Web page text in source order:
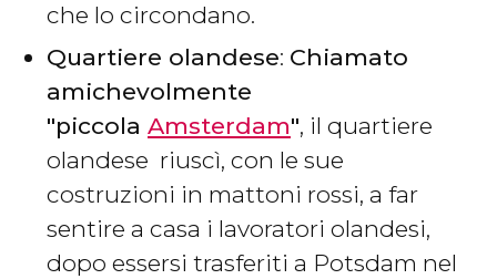
che lo circondano.
Quartiere olandese: Chiamato
amichevolmente
"piccola Amsterdam", il quartiere
olandese riuscì, con le sue
costruzioni in mattoni rossi, a far
sentire a casa i lavoratori olandesi,
dopo essersi trasferiti a Potsdam nel